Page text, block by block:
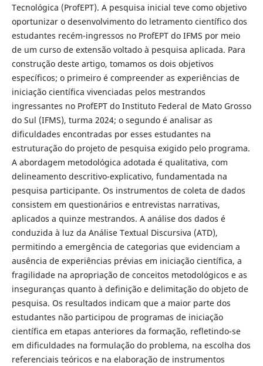
Tecnológica (ProfEPT). A pesquisa inicial teve como objetivo
oportunizar o desenvolvimento do letramento científico dos
estudantes recém-ingressos no ProfEPT do IFMS por meio
de um curso de extensão voltado à pesquisa aplicada. Para
construção deste artigo, tomamos os dois objetivos
específicos; o primeiro é compreender as experiências de
iniciação científica vivenciadas pelos mestrandos
ingressantes no ProfEPT do Instituto Federal de Mato Grosso
do Sul (IFMS), turma 2024; o segundo é analisar as
dificuldades encontradas por esses estudantes na
estruturação do projeto de pesquisa exigido pelo programa.
A abordagem metodológica adotada é qualitativa, com
delineamento descritivo-explicativo, fundamentada na
pesquisa participante. Os instrumentos de coleta de dados
consistem em questionários e entrevistas narrativas,
aplicados a quinze mestrandos. A análise dos dados é
conduzida à luz da Análise Textual Discursiva (ATD),
permitindo a emergência de categorias que evidenciam a
ausência de experiências prévias em iniciação científica, a
fragilidade na apropriação de conceitos metodológicos e as
inseguranças quanto à definição e delimitação do objeto de
pesquisa. Os resultados indicam que a maior parte dos
estudantes não participou de programas de iniciação
científica em etapas anteriores da formação, refletindo-se
em dificuldades na formulação do problema, na escolha dos
referenciais teóricos e na elaboração de instrumentos